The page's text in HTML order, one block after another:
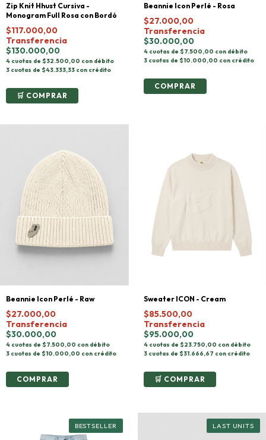
Zip Knit Hhust Cursiva -
Monogram Full Rosa con Bordó
$117.000,00
Transferencia
$130.000,00
4 cuotas de $32.500,00 con débito
3 cuotas de $43.333,33 con crédito
COMPRAR
Beannie Icon Perlé - Rosa
$27.000,00
Transferencia
$30.000,00
4 cuotas de $7.500,00 con débito
3 cuotas de $10.000,00 con crédito
Beannie Icon Perlé - Raw
$27.000,00
Transferencia
$30.000,00
4 cuotas de $7.500,00 con débito
3 cuotas de $10.000,00 con crédito
Sweater ICON - Cream
$85.500,00
Transferencia
$95.000,00
4 cuotas de $23.750,00 con débito
3 cuotas de $31.666,67 con crédito
COMPRAR